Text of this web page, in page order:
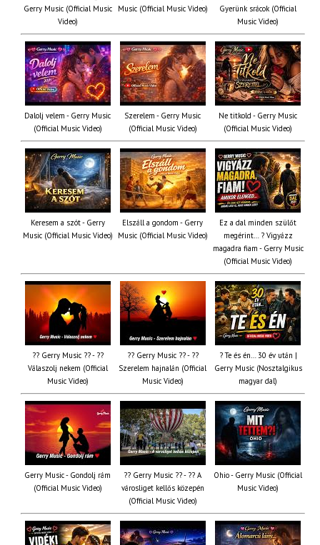
Gerry Music (Official Music
Video)
Music (Official Music Video)
Gyerünk srácok (Official
Music Video)
Dalolj velem - Gerry Music
(Official Music Video)
Szerelem - Gerry Music
(Official Music Video)
Ne titkold - Gerry Music
(Official Music Video)
Keresem a szót - Gerry
Music (Official Music Video)
Elszáll a gondom - Gerry
Music (Official Music Video)
Ez a dal minden szülőt
megérint… ? Vigyázz
magadra fiam - Gerry Music
(Official Music Video)
?? Gerry Music ?? - ??
Válaszolj nekem (Official
Music Video)
?? Gerry Music ?? - ??
Szerelem hajnalán (Official
Music Video)
? Te és én… 30 év után |
Gerry Music (Nosztalgikus
magyar dal)
Gerry Music - Gondolj rám
(Official Music Video)
?? Gerry Music ?? - ?? A
városliget kellős közepén
(Official Music Video)
Ohio - Gerry Music (Official
Music Video)